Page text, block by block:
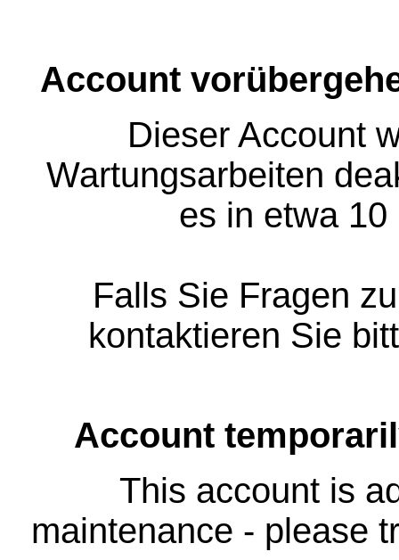
Account
Dieser Account
Wartungsarbeiten
es in etwa
Falls Sie Fragen
kontaktieren Sie
Account
This account is
maintenance - please